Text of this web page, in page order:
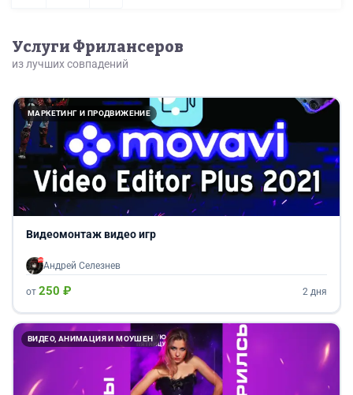
Услуги Фрилансеров
из лучших совпадений
МАРКЕТИНГ И ПРОДВИЖЕНИЕ
Видеомонтаж видео игр
Андрей Селезнев
от 250 ₽ 2 дня
ВИДЕО, АНИМАЦИЯ И МОУШЕН